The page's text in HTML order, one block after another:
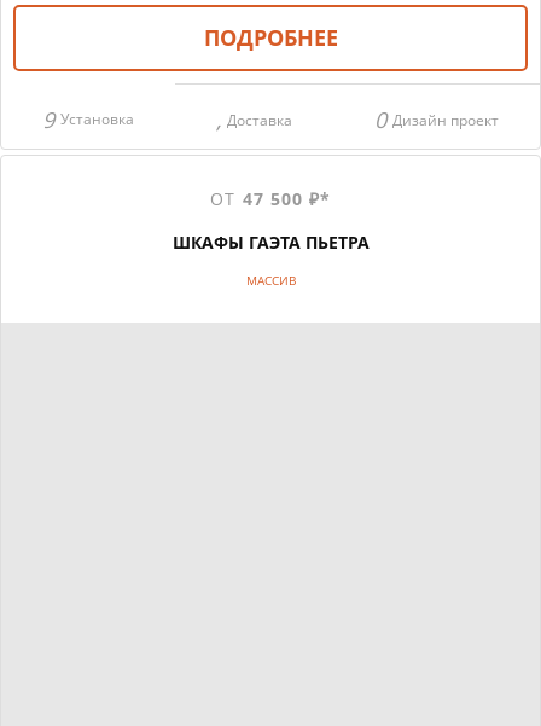
ПОДРОБНЕЕ
Установка Доставка Дизайн проект
ОТ 47 500 ₽*
ШКАФЫ ГАЭТА ПЬЕТРА
МАССИВ